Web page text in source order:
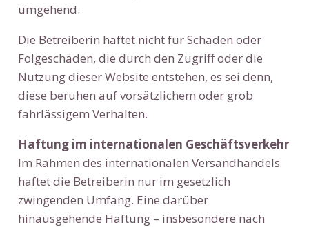
umgehend.
Die Betreiberin haftet nicht für Schäden oder
Folgeschäden, die durch den Zugriff oder die
Nutzung dieser Website entstehen, es sei denn,
diese beruhen auf vorsätzlichem oder grob
fahrlässigem Verhalten.
Haftung im internationalen Geschäftsverkehr
Im Rahmen des internationalen Versandhandels
haftet die Betreiberin nur im gesetzlich
zwingenden Umfang. Eine darüber
hinausgehende Haftung – insbesondere nach